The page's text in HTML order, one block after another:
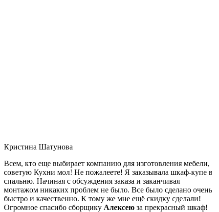
Кристина Шатунова
Всем, кто еще выбирает компанию для изготовления мебели,
советую Кухни мол! Не пожалеете! Я заказывала шкаф-купе в
спальню. Начиная с обсуждения заказа и заканчивая
монтажом никаких проблем не было. Все было сделано очень
быстро и качественно. К тому же мне ещё скидку сделали!
Огромное спасибо сборщику Алексею за прекрасный шкаф!